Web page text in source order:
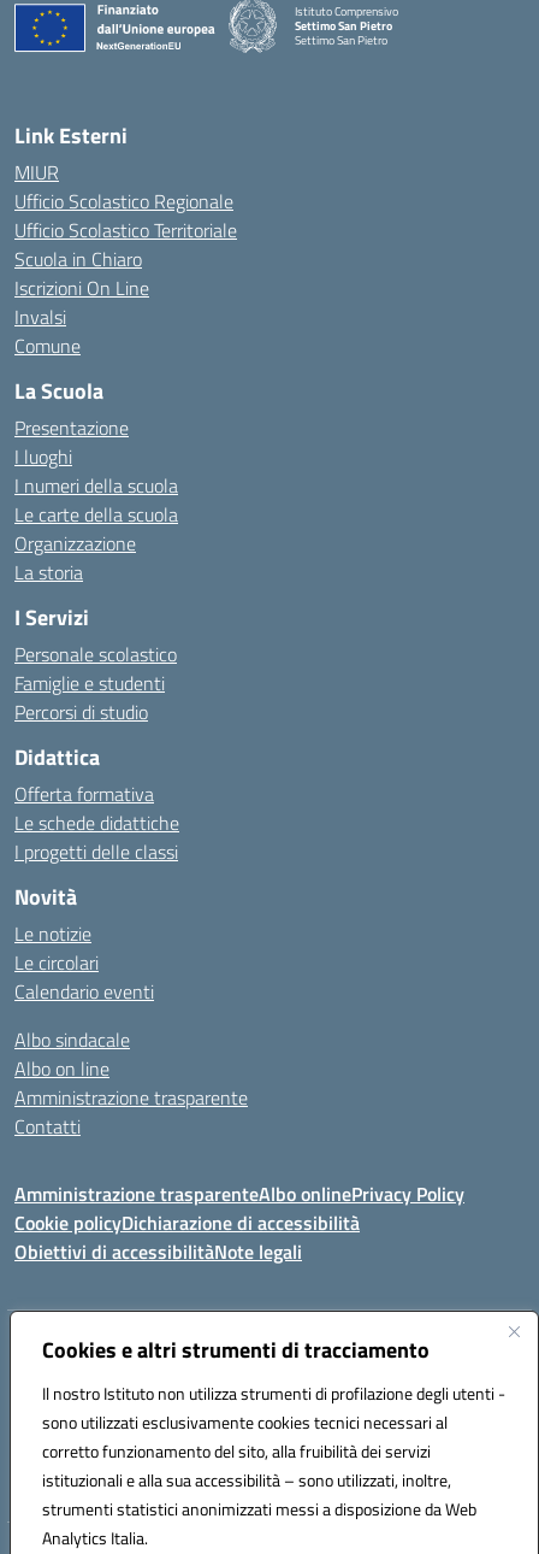
Cookies e altri strumenti di tracciamento
Il nostro Istituto non utilizza strumenti di profilazione degli utenti -
sono utilizzati esclusivamente cookies tecnici necessari al
corretto funzionamento del sito, alla fruibilità dei servizi
istituzionali e alla sua accessibilità – sono utilizzati, inoltre,
strumenti statistici anonimizzati messi a disposizione da Web
Analytics Italia.
Istituto Comprensivo
Settimo San Pietro
Settimo San Pietro
Link Esterni
MIUR
Ufficio Scolastico Regionale
Ufficio Scolastico Territoriale
Scuola in Chiaro
Iscrizioni On Line
Invalsi
Comune
La Scuola
Presentazione
I luoghi
I numeri della scuola
Le carte della scuola
Organizzazione
La storia
I Servizi
Personale scolastico
Famiglie e studenti
Percorsi di studio
Didattica
Offerta formativa
Le schede didattiche
I progetti delle classi
Novità
Le notizie
Le circolari
Calendario eventi
Albo sindacale
Albo on line
Amministrazione trasparente
Contatti
Amministrazione trasparenteAlbo onlinePrivacy Policy
Cookie policyDichiarazione di accessibilità
Obiettivi di accessibilitàNote legali
Indirizzo:Via Carducci Settimo San Pietro (CA)
Posta elettronica certificata (PEC):CAIC84700T@pec.istruzione.it
Codice fiscale: 92105840927
Codice meccanografico: CAIC84700T